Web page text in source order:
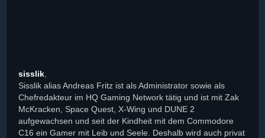
sisslik
Sisslik alias Andreas Fritz ist als Administrator sowie als
Chefredakteur im HQ Gaming Network tätig und ist mit Zak
McKracken, Space Quest, X-Wing und DUNE 2
aufgewachsen und seit der Kindheit mit dem Commodore
C16 ein Gamer mit Leib und Seele. Deshalb wird auch privat